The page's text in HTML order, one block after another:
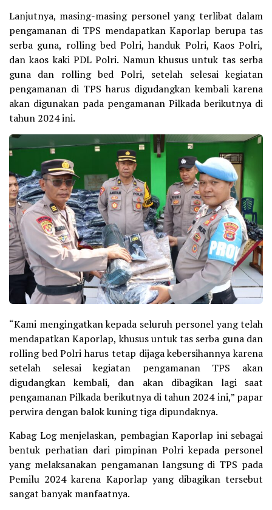
Lanjutnya, masing-masing personel yang terlibat dalam
pengamanan di TPS mendapatkan Kaporlap berupa tas
serba guna, rolling bed Polri, handuk Polri, Kaos Polri,
dan kaos kaki PDL Polri. Namun khusus untuk tas serba
guna dan rolling bed Polri, setelah selesai kegiatan
pengamanan di TPS harus digudangkan kembali karena
akan digunakan pada pengamanan Pilkada berikutnya di
tahun 2024 ini.
“Kami mengingatkan kepada seluruh personel yang telah
mendapatkan Kaporlap, khusus untuk tas serba guna dan
rolling bed Polri harus tetap dijaga kebersihannya karena
setelah selesai kegiatan pengamanan TPS akan
digudangkan kembali, dan akan dibagikan lagi saat
pengamanan Pilkada berikutnya di tahun 2024 ini,” papar
perwira dengan balok kuning tiga dipundaknya.
Kabag Log menjelaskan, pembagian Kaporlap ini sebagai
bentuk perhatian dari pimpinan Polri kepada personel
yang melaksanakan pengamanan langsung di TPS pada
Pemilu 2024 karena Kaporlap yang dibagikan tersebut
sangat banyak manfaatnya.